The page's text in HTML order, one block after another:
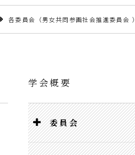
各委員会（男女共同参画社会推進委員会 ）
学会概要
委員会